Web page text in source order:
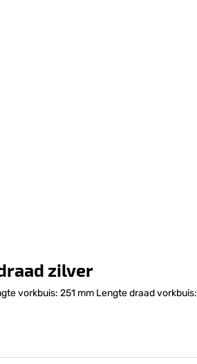
zilver
vorkbuis: 251 mm Lengte draad vorkbuis: